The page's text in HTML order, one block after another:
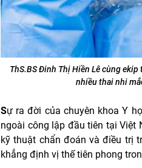
ThS.BSĐinh Thị Hiền Lê cùng ekip
nhiều thai nhi
Sự ra đời của chuyên khoa Y
ngoài công lập đầu tiên tại Việt
kỹ thuật chẩn đoán và điều trị
khẳng định vị thế tiên phong